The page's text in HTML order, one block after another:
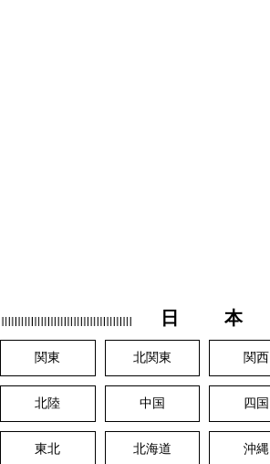
日 本
関東 北関東 関西
北陸 中国 四国
東北 北海道 沖縄